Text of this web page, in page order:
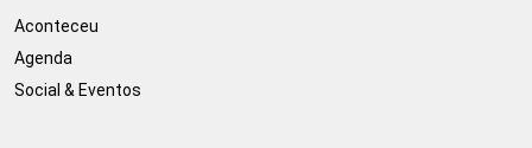
Aconteceu
Agenda
Social & Eventos